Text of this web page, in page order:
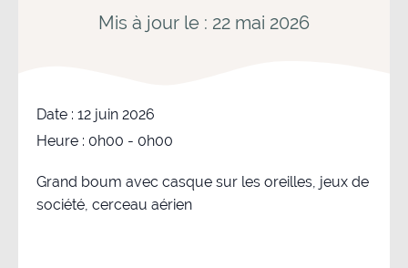
Mis à jour le : 22 mai 2026
Date : 12 juin 2026
Heure : 0h00 - 0h00
Grand boum avec casque sur les oreilles, jeux de
société, cerceau aérien